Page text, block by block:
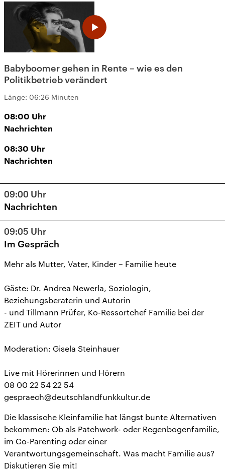
Babyboomer gehen in Rente – wie es den
Politikbetrieb verändert
Länge: 06:26 Minuten
08:00 Uhr
Nachrichten
08:30 Uhr
Nachrichten
09:00 Uhr
Nachrichten
09:05 Uhr
Im Gespräch
Mehr als Mutter, Vater, Kinder – Familie heute
Gäste: Dr. Andrea Newerla, Soziologin,
Beziehungsberaterin und Autorin
- und Tillmann Prüfer, Ko-Ressortchef Familie bei der
ZEIT und Autor
Moderation: Gisela Steinhauer
Live mit Hörerinnen und Hörern
08 00 22 54 22 54
gespraech@deutschlandfunkkultur.de
Die klassische Kleinfamilie hat längst bunte Alternativen
bekommen: Ob als Patchwork- oder Regenbogenfamilie,
im Co-Parenting oder einer
Verantwortungsgemeinschaft. Was macht Familie aus?
Diskutieren Sie mit!